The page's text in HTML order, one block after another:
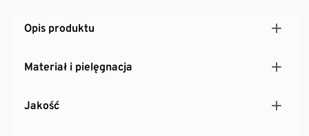
Opis produktu
Materiał i pielęgnacja
Jakość